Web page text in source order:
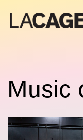
content
Music